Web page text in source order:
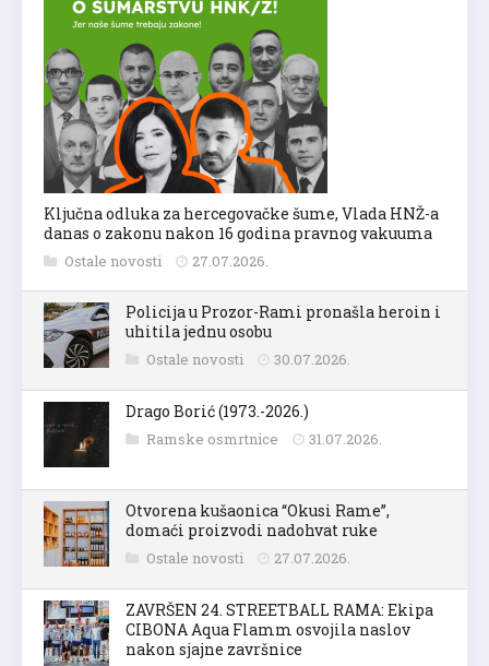
Ključna odluka za hercegovačke šume, Vlada HNŽ-a
danas o zakonu nakon 16 godina pravnog vakuuma
Ostale novosti 27.07.2026.
Policija u Prozor-Rami pronašla heroin i
uhitila jednu osobu
Ostale novosti 30.07.2026.
Drago Borić (1973.-2026.)
Ramske osmrtnice 31.07.2026.
Otvorena kušaonica “Okusi Rame”,
domaći proizvodi nadohvat ruke
Ostale novosti 27.07.2026.
ZAVRŠEN 24. STREETBALL RAMA: Ekipa
CIBONA Aqua Flamm osvojila naslov
nakon sjajne završnice